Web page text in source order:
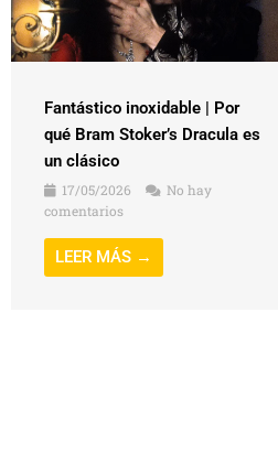
Fantástico inoxidable | Por
qué Bram Stoker’s Dracula es
un clásico
17/05/2026
No hay
comentarios
LEER MÁS →